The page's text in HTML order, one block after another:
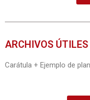
ARCHIVOS ÚTILES
Carátula + Ejemplo de